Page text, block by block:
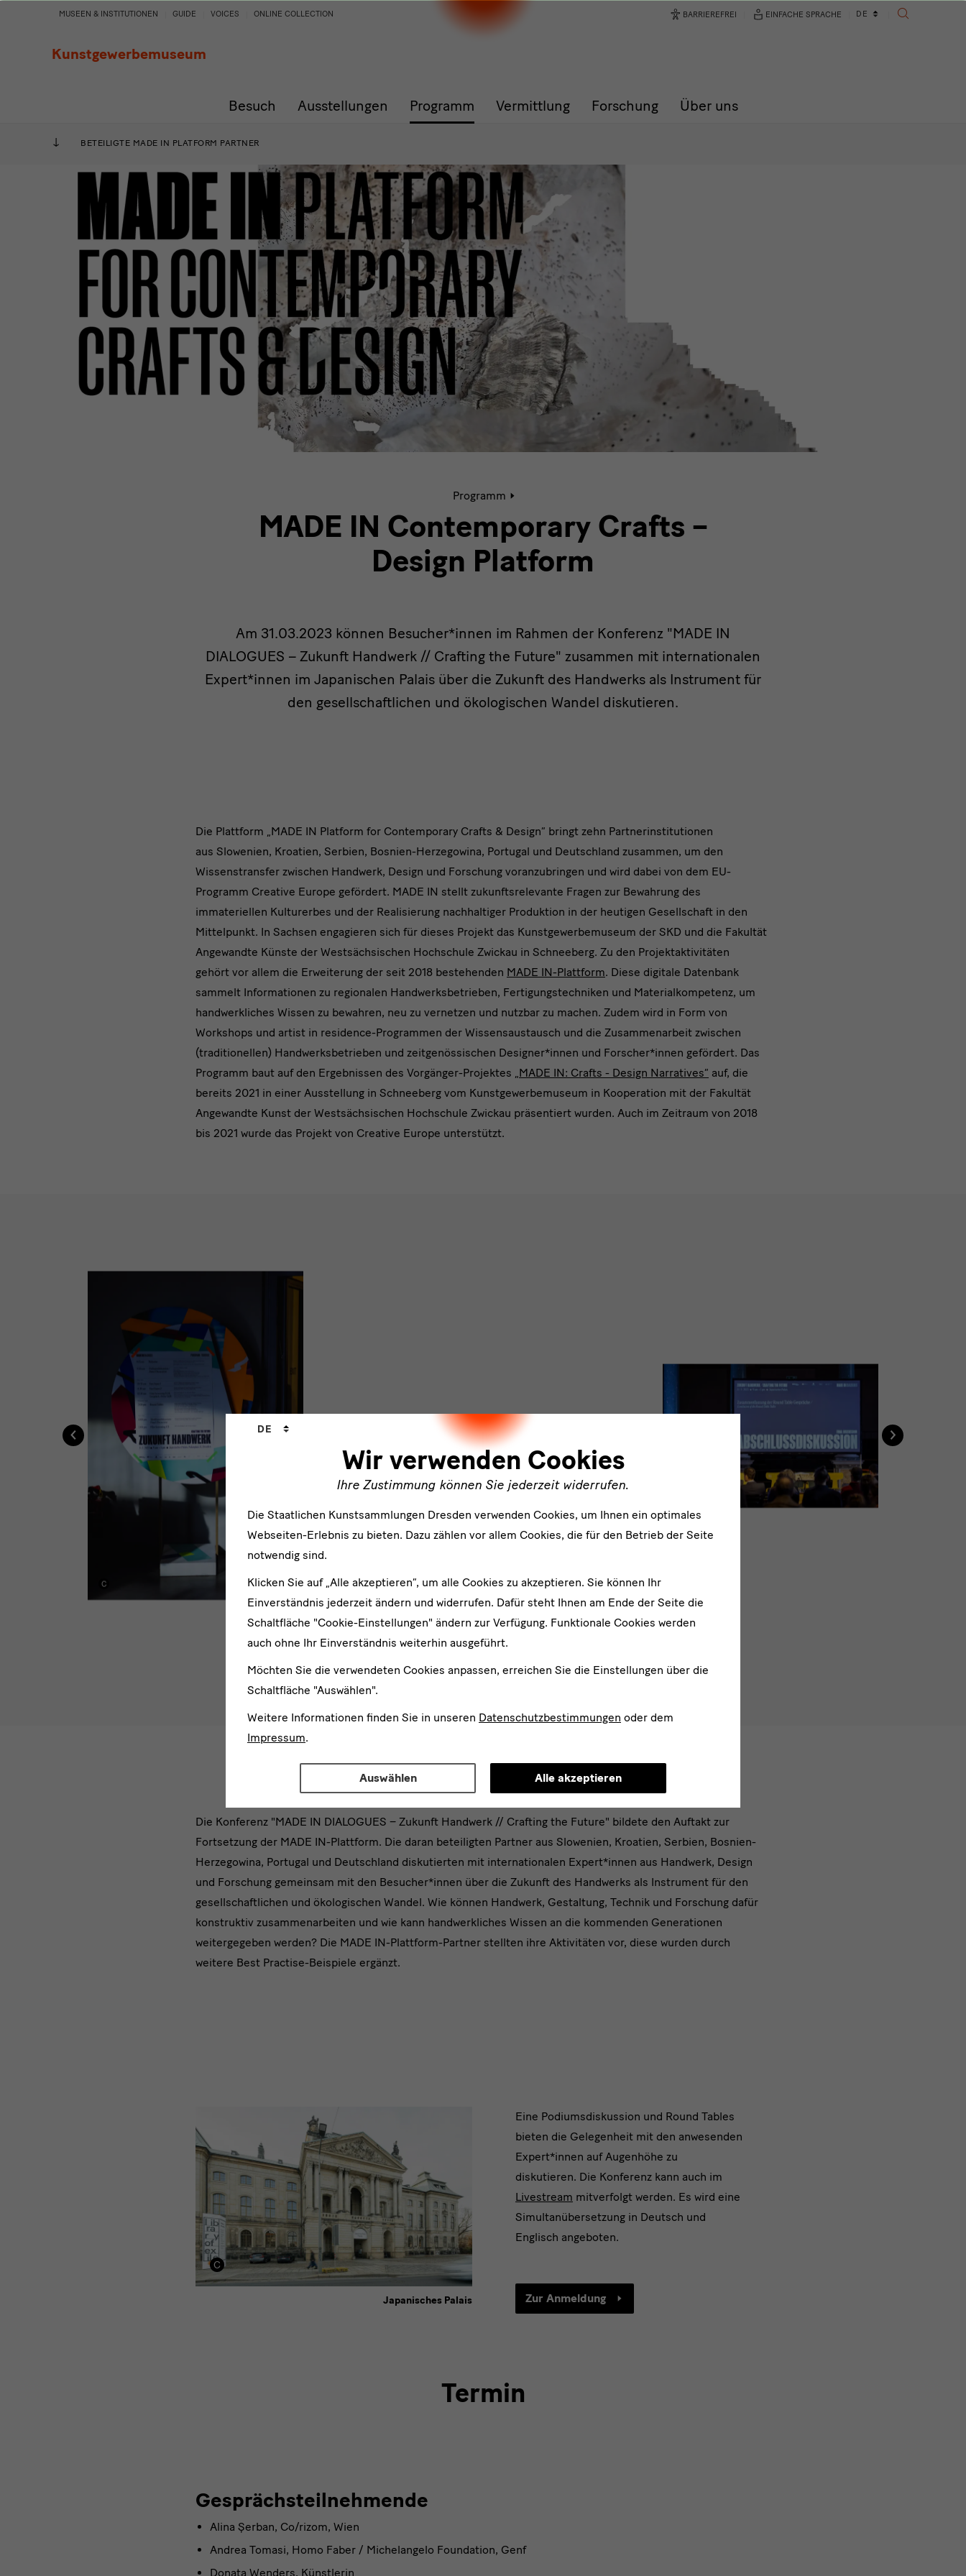
Kunstgewerbemuseum
MADE
IN
-
Design
Platform
Besuch Ausstellungen Programm Vermittlung Forschung Über uns
MUSEEN & INSTITUTIONEN GUIDE VOICES ONLINE COLLECTION BARRIEREFREI EINFACHE SPRACHE
Sprachwechsler
DE
SUCHE
BETEILIGTE MADE IN PLATFORM PARTNER
Programm
IN
Contemporary
Crafts
-
MADE IN Contemporary Crafts –
Design Platform
Am 31.03.2023 können Besucher*innen im Rahmen der Konferenz "MADE IN
DIALOGUES – Zukunft Handwerk // Crafting the Future" zusammen mit internationalen
Expert*innen im Japanischen Palais über die Zukunft des Handwerks als Instrument für
den gesellschaftlichen und ökologischen Wandel diskutieren.
MADE
IN
Contemporary
Crafts
–
Design
Platform
Die Plattform „MADE IN Platform for Contemporary Crafts & Design“ bringt zehn Partnerinstitutionen
aus Slowenien, Kroatien, Serbien, Bosnien-Herzegowina, Portugal und Deutschland zusammen, um den
Wissenstransfer zwischen Handwerk, Design und Forschung voranzubringen und wird dabei von dem EU-
Programm Creative Europe gefördert. MADE IN stellt zukunftsrelevante Fragen zur Bewahrung des
immateriellen Kulturerbes und der Realisierung nachhaltiger Produktion in der heutigen Gesellschaft in den
Mittelpunkt. In Sachsen engagieren sich für dieses Projekt das Kunstgewerbemuseum der SKD und die Fakultät
Angewandte Künste der Westsächsischen Hochschule Zwickau in Schneeberg. Zu den Projektaktivitäten
gehört vor allem die Erweiterung der seit 2018 bestehenden MADE IN-Plattform. Diese digitale Datenbank
sammelt Informationen zu regionalen Handwerksbetrieben, Fertigungstechniken und Materialkompetenz, um
handwerkliches Wissen zu bewahren, neu zu vernetzen und nutzbar zu machen. Zudem wird in Form von
Workshops und artist in residence-Programmen der Wissensaustausch und die Zusammenarbeit zwischen
(traditionellen) Handwerksbetrieben und zeitgenössischen Designer*innen und Forscher*innen gefördert. Das
Programm baut auf den Ergebnissen des Vorgänger-Projektes „MADE IN: Crafts - Design Narratives“ auf, die
bereits 2021 in einer Ausstellung in Schneeberg vom Kunstgewerbemuseum in Kooperation mit der Fakultät
Angewandte Kunst der Westsächsischen Hochschule Zwickau präsentiert wurden. Auch im Zeitraum von 2018
bis 2021 wurde das Projekt von Creative Europe unterstützt.
‹
Tagung „Zukunft Handwerk" am 31.03.2023 im Japanisches
Palais, Dresden
›
Konferenz
im
Japanischen
Palais
Die Konferenz "MADE IN DIALOGUES – Zukunft Handwerk // Crafting the Future" bildete den Auftakt zur
Fortsetzung der MADE IN-Plattform. Die daran beteiligten Partner aus Slowenien, Kroatien, Serbien, Bosnien-
Herzegowina, Portugal und Deutschland diskutierten mit internationalen Expert*innen aus Handwerk, Design
und Forschung gemeinsam mit den Besucher*innen über die Zukunft des Handwerks als Instrument für den
gesellschaftlichen und ökologischen Wandel. Wie können Handwerk, Gestaltung, Technik und Forschung dafür
konstruktiv zusammenarbeiten und wie kann handwerkliches Wissen an die kommenden Generationen
weitergegeben werden? Die MADE IN-Plattform-Partner stellten ihre Aktivitäten vor, diese wurden durch
weitere Best Practise-Beispiele ergänzt.
Livestream
Eine Podiumsdiskussion und Round Tables
bieten die Gelegenheit mit den anwesenden
Expert*innen auf Augenhöhe zu
diskutieren. Die Konferenz kann auch im
Livestream mitverfolgt werden. Es wird eine
Simultanübersetzung in Deutsch und
Englisch angeboten.
Zur Anmeldung
Japanisches Palais
Termin
Gesprächsteilnehmende
Alina Șerban, Co/rizom, Wien
Andrea Tomasi, Homo Faber / Michelangelo Foundation, Genf
Donata Wenders, Künstlerin
Wir verwenden Cookies
Ihre Zustimmung können Sie jederzeit widerrufen.
Sprachwechsler
DE
Die Staatlichen Kunstsammlungen Dresden verwenden Cookies, um Ihnen ein optimales
Webseiten-Erlebnis zu bieten. Dazu zählen vor allem Cookies, die für den Betrieb der Seite
notwendig sind.
Klicken Sie auf „Alle akzeptieren“, um alle Cookies zu akzeptieren. Sie können Ihr
Einverständnis jederzeit ändern und widerrufen. Dafür steht Ihnen am Ende der Seite die
Schaltfläche "Cookie-Einstellungen" ändern zur Verfügung. Funktionale Cookies werden
auch ohne Ihr Einverständnis weiterhin ausgeführt.
Möchten Sie die verwendeten Cookies anpassen, erreichen Sie die Einstellungen über die
Schaltfläche "Auswählen".
Weitere Informationen finden Sie in unseren Datenschutzbestimmungen oder dem
Impressum.
Auswählen Alle akzeptieren